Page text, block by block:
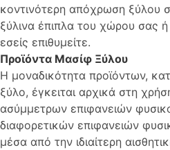
κοντινότερη απόχρωση ξύλου
ξύλινα έπιπλα του χώρου σας
εσείς επιθυμείτε.
Προϊόντα Μασίφ Ξύλου
Η μοναδικότητα προϊόντων,
ξύλο, έγκειται αρχικά στη
ασύμμετρων επιφανειών
διαφορετικών επιφανειών
μέσα από την ιδιαίτερη